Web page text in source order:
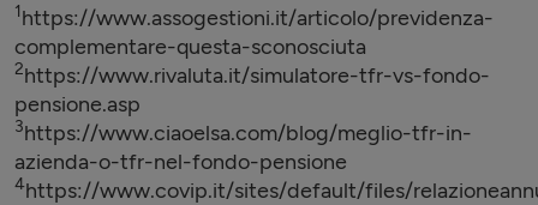
1https://www.assogestioni.it/articolo/previdenza-
complementare-questa-sconosciuta
2https://www.rivaluta.it/simulatore-tfr-vs-fondo-
pensione.asp
3https://www.ciaoelsa.com/blog/meglio-tfr-in-
azienda-o-tfr-nel-fondo-pensione
4https://www.covip.it/sites/default/files/